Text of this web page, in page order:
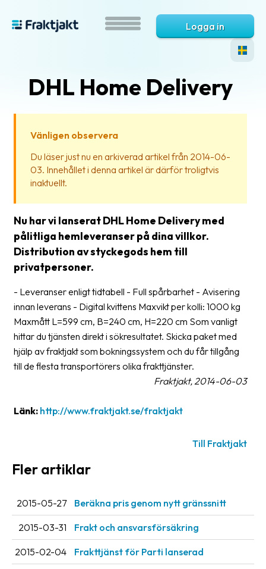
Vad
Hjälp?
frågor
&
svar
Ordlista
Paketering
Frakthandlingar
Upphämtningar
Nedladdningar
Streckkodsläsare
Kundtjänst
Logga in
DHL Home Delivery
Vänligen observera
Du läser just nu en arkiverad artikel från 2014-06-
03. Innehållet i denna artikel är därför troligtvis
inaktuellt.
Nu har vi lanserat DHL Home Delivery med
pålitliga hemleveranser på dina villkor.
Distribution av styckegods hem till
privatpersoner.
- Leveranser enligt tidtabell - Full spårbarhet - Avisering
innan leverans - Digital kvittens Maxvikt per kolli: 1000 kg
Maxmått L=599 cm, B=240 cm, H=220 cm Som vanligt
hittar du tjänsten direkt i sökresultatet. Skicka paket med
hjälp av fraktjakt som bokningssystem och du får tillgång
till de flesta transportörers olika frakttjänster.
Fraktjakt, 2014-06-03
Länk: http://www.fraktjakt.se/fraktjakt
Till Fraktjakt
Fler artiklar
2015-05-27 Beräkna pris genom nytt gränssnitt
2015-03-31 Frakt och ansvarsförsäkring
2015-02-04 Frakttjänst för Parti lanserad